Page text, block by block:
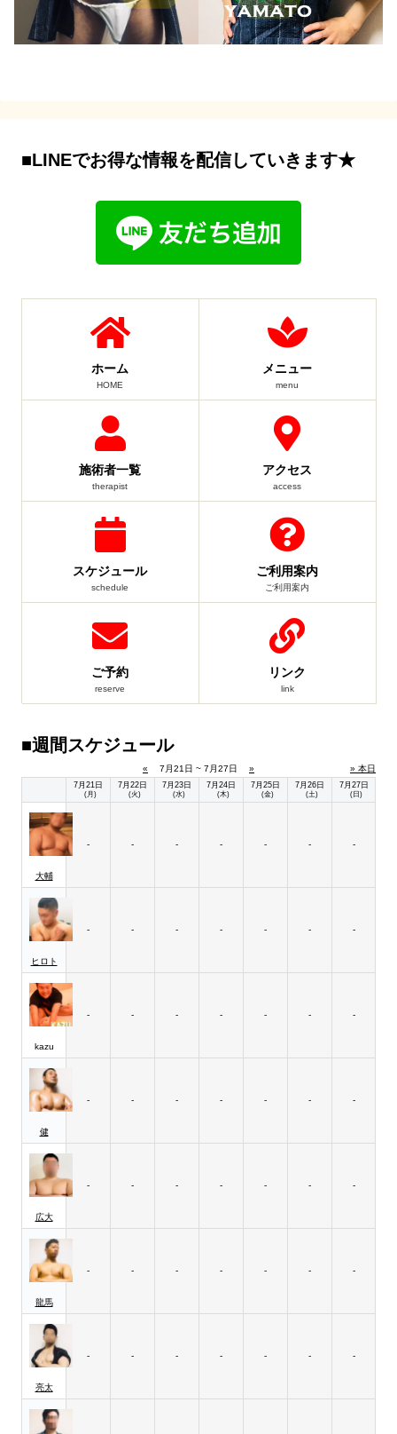
■LINEでお得な情報を配信していきます★
ホーム
HOME
メニュー
menu
施術者一覧
therapist
アクセス
access
スケジュール
schedule
ご利用案内
ご利用案内
ご予約
reserve
リンク
link
■週間スケジュール
« 7月21日 ~ 7月27日 » » 本日
7月21日
(月)
7月22日
(火)
7月23日
(水)
7月24日
(木)
7月25日
(金)
7月26日
(土)
7月27日
(日)
大輔
- - - - - - -
ヒロト
- - - - - - -
kazu
- - - - - - -
健
- - - - - - -
広大
- - - - - - -
龍馬
- - - - - - -
亮太
- - - - - - -